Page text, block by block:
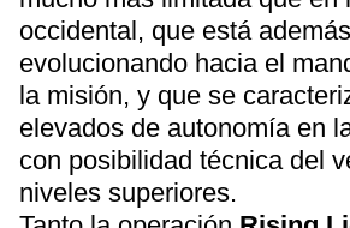
occidental, que está además
evolucionando hacia el
la misión, y que se
elevados de autonomía en
con posibilidad técnica del
niveles superiores.